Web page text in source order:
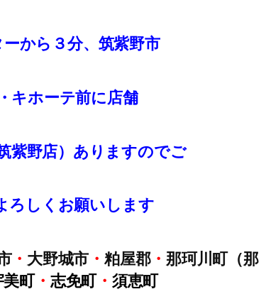
から３分、筑紫野市
キホーテ前に店舗
紫野店）ありますのでご
ろしくお願いします
・ 大野城市 ・ 粕屋郡・ 那珂川町（那
美町・ 志免町・ 須恵町